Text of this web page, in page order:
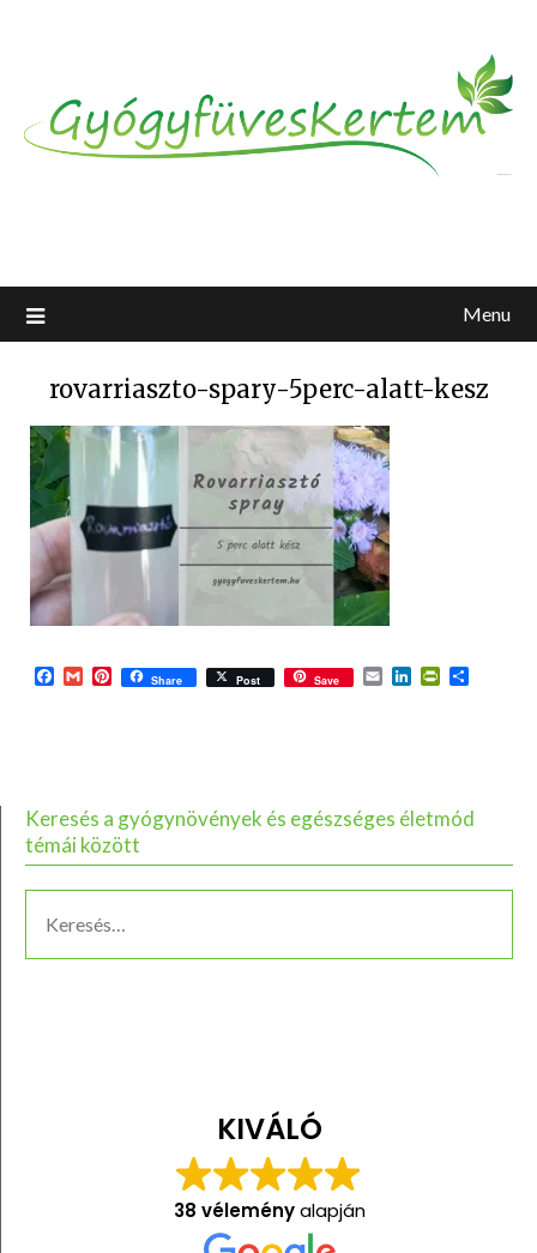
Menu
rovarriaszto-spary-5perc-alatt-kesz
Facebook
GmailPinterest
Share Post Save EmailLinkedIn
Keresés a gyógynövények és egészséges életmód
témái között
KIVÁLÓ
38 véleményalapján